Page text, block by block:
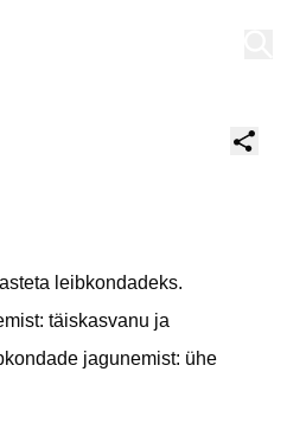
leibkondadeks.
täiskasvanu ja
jagunemist: ühe